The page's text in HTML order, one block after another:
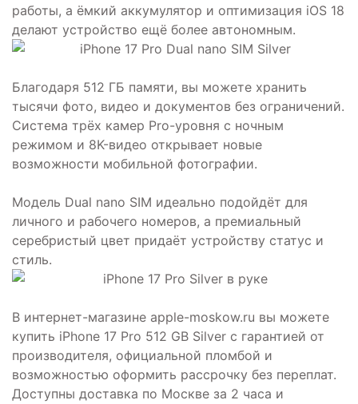
работы, а ёмкий аккумулятор и оптимизация iOS 18
делают устройство ещё более автономным.
Благодаря 512 ГБ памяти, вы можете хранить
тысячи фото, видео и документов без ограничений.
Система трёх камер Pro-уровня с ночным
режимом и 8K-видео открывает новые
возможности мобильной фотографии.
Модель Dual nano SIM идеально подойдёт для
личного и рабочего номеров, а премиальный
серебристый цвет придаёт устройству статус и
стиль.
В интернет-магазине apple-moskow.ru вы можете
купить iPhone 17 Pro 512 GB Silver с гарантией от
производителя, официальной пломбой и
возможностью оформить рассрочку без переплат.
Доступны доставка по Москве за 2 часа и